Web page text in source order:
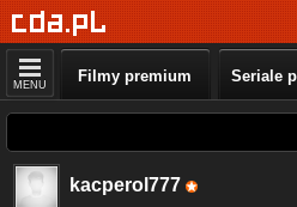
MENU Filmy premium Seriale
kacperol777